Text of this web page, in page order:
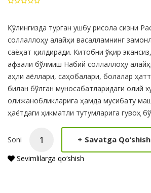
Product
Summery
Қўлингизда турган ушбу рисола сизни
соллаллоҳу алайҳи васалламнинг
саёҳат қилдиради. Китобни ўқир
афзали бўлмиш Набий соллаллоҳу
аҳли аёллари, саҳобалари, болалар
билан бўлган муносабатларидаги олий
олижанобликларига ҳамда мусибату
ҳаётдаги ҳикматли тутумларига гувоҳ
Soni + Savatga Qo‘shish
Sevimlilarga qo‘shish